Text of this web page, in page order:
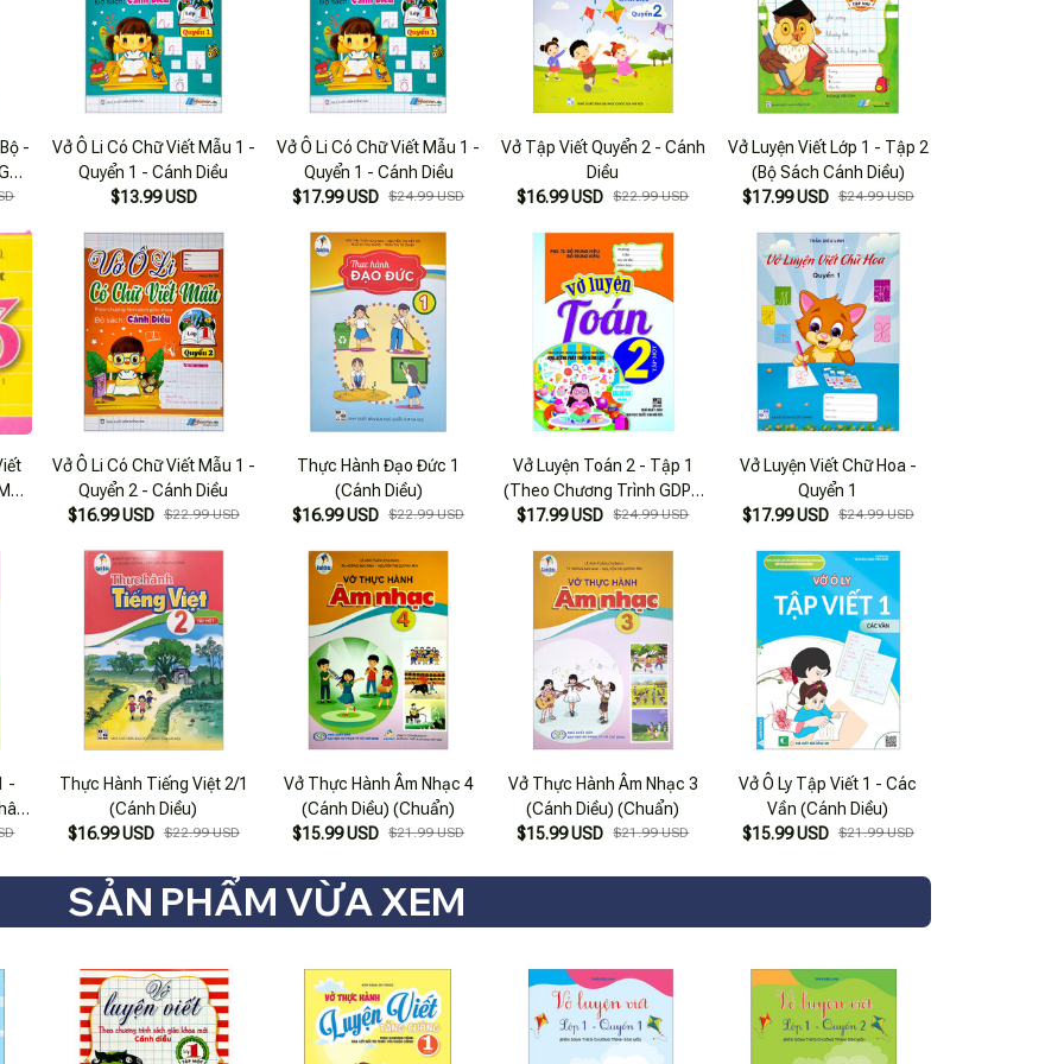
-
Vở Ô Li Có Chữ Viết Mẫu 1 -
Quyển 1 - Cánh Diều
$13.99 USD
Vở Ô Li Có Chữ Viết Mẫu 1 -
Quyển 1 - Cánh Diều
$17.99 USD $24.99 USD
Vở Tập Viết Quyển 2 - Cánh
Diều
$16.99 USD
$22.99 USD
Vở Luyện Viết Lớp 1 - Tập 2
(Bộ Sách Cánh Diều)
$17.99 USD $24.99 USD
Vở Ô Li Có Chữ Viết Mẫu 1 -
Quyển 2 - Cánh Diều
$16.99 USD $22.99 USD
Thực Hành Đạo Đức 1
(Cánh Diều)
$16.99 USD $22.99 USD
Vở Luyện Toán 2 - Tập 1
(Theo Chương Trình GDPT
Mới)
$17.99 USD $24.99 USD
Vở Luyện Viết Chữ Hoa -
Quyển 1
$17.99 USD $24.99 USD
-
Thực Hành Tiếng Việt 2/1
(Cánh Diều)
$16.99 USD $22.99 USD
Vở Thực Hành Âm Nhạc 4
(Cánh Diều) (Chuẩn)
$15.99 USD $21.99 USD
Vở Thực Hành Âm Nhạc 3
(Cánh Diều) (Chuẩn)
$15.99 USD
$21.99 USD
Vở Ô Ly Tập Viết 1 - Các
Vần (Cánh Diều)
$15.99 USD $21.99 USD
SẢN PHẨM VỪA XEM